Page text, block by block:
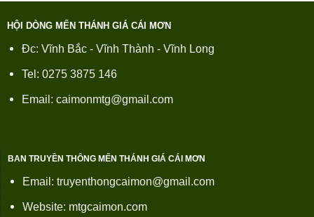
HỘI DÒNG MẾN THÁNH GIÁ CÁI MƠN
Đc: Vĩnh Bắc - Vĩnh Thành - Vĩnh Long
Tel: 0275 3875 146
Email: caimonmtg@gmail.com
BAN TRUYỀN THÔNG MẾN THÁNH GIÁ CÁI MƠN
Email: truyenthongcaimon@gmail.com
Website: mtgcaimon.com